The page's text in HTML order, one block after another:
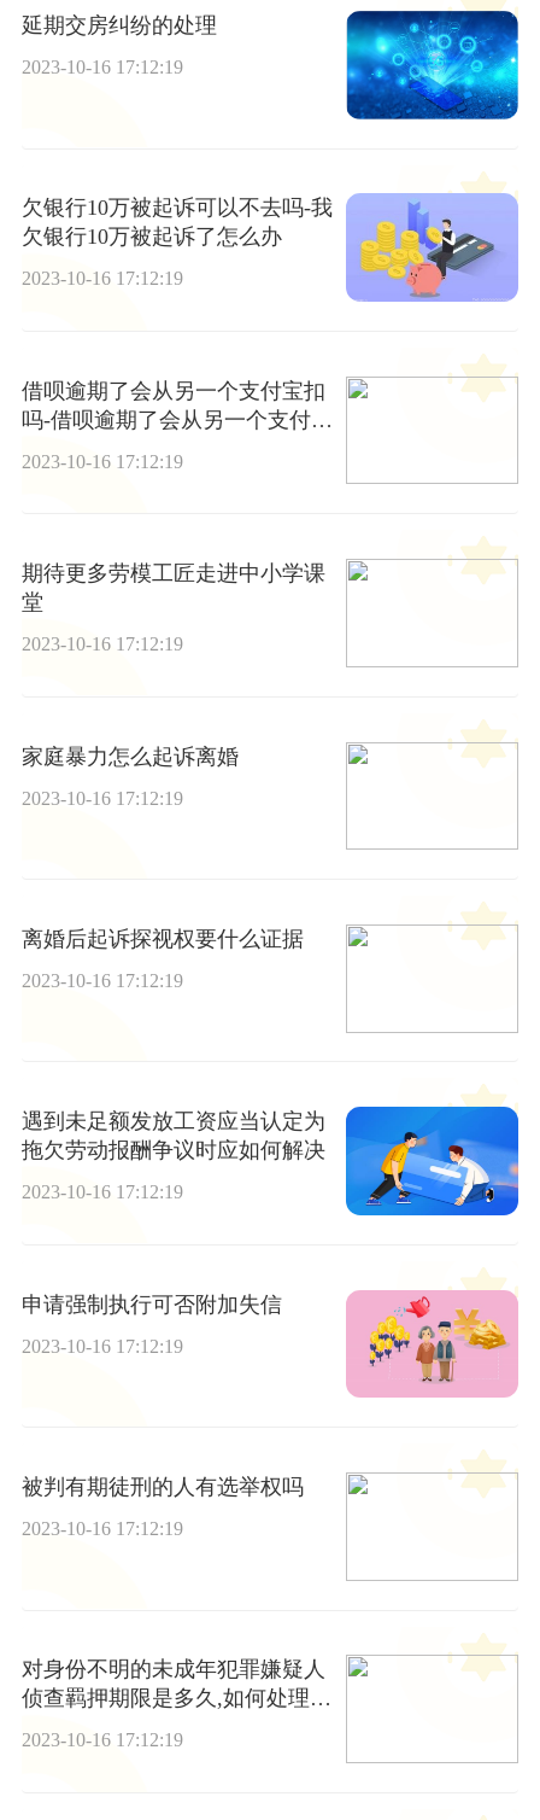
延期交房纠纷的处理
2023-10-16 17:12:19
欠银行10万被起诉可以不去吗-我
欠银行10万被起诉了怎么办
2023-10-16 17:12:19
借呗逾期了会从另一个支付宝扣
吗-借呗逾期了会从另一个支付宝
2023-10-16 17:12:19
期待更多劳模工匠走进中小学课
堂
2023-10-16 17:12:19
家庭暴力怎么起诉离婚
2023-10-16 17:12:19
离婚后起诉探视权要什么证据
2023-10-16 17:12:19
遇到未足额发放工资应当认定为
拖欠劳动报酬争议时应如何解决
2023-10-16 17:12:19
申请强制执行可否附加失信
2023-10-16 17:12:19
被判有期徒刑的人有选举权吗
2023-10-16 17:12:19
对身份不明的未成年犯罪嫌疑人
侦查羁押期限是多久,如何处理未
成年犯罪嫌疑人侦查羁押在实践
2023-10-16 17:12:19